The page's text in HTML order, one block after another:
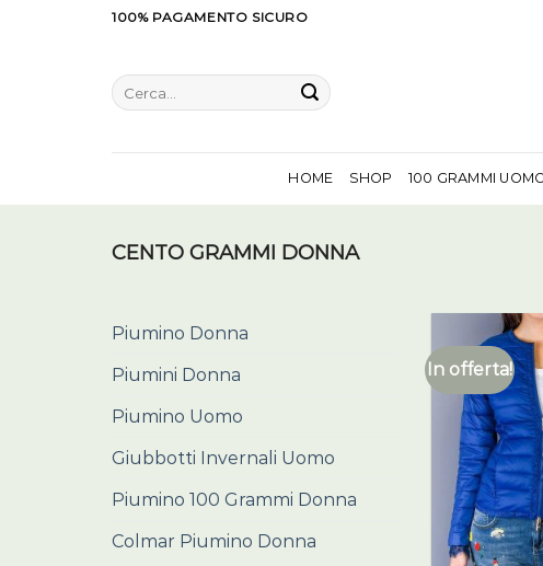
100% PAGAMENTO SICURO
Cerca:
HOME SHOP 100 GRAMMI
CENTO GRAMMI DONNA
Piumino Donna
Piumini Donna
Piumino Uomo
Giubbotti Invernali Uomo
Piumino 100 Grammi Donna
Colmar Piumino Donna
In offerta!